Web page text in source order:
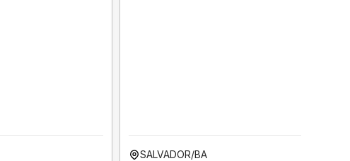
SALVADOR/BA